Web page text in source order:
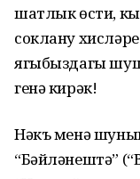
шатлык өсти,
соклану
ягыбыздагы
генә кирәк!
Нәкъ менә
“Бәйләнештә”